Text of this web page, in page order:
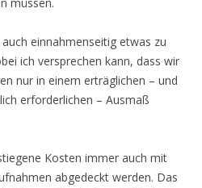
einnahmenseitig etwas zu
ich versprechen kann, dass wir
nur in einem erträglichen – und
erforderlichen – Ausmaß
Kosten immer auch mit
abgedeckt werden. Das